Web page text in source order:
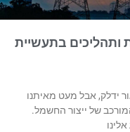
ותהליכים בתעשיית
ידלק, אבל מעט מאיתנו
של ייצור החשמל.